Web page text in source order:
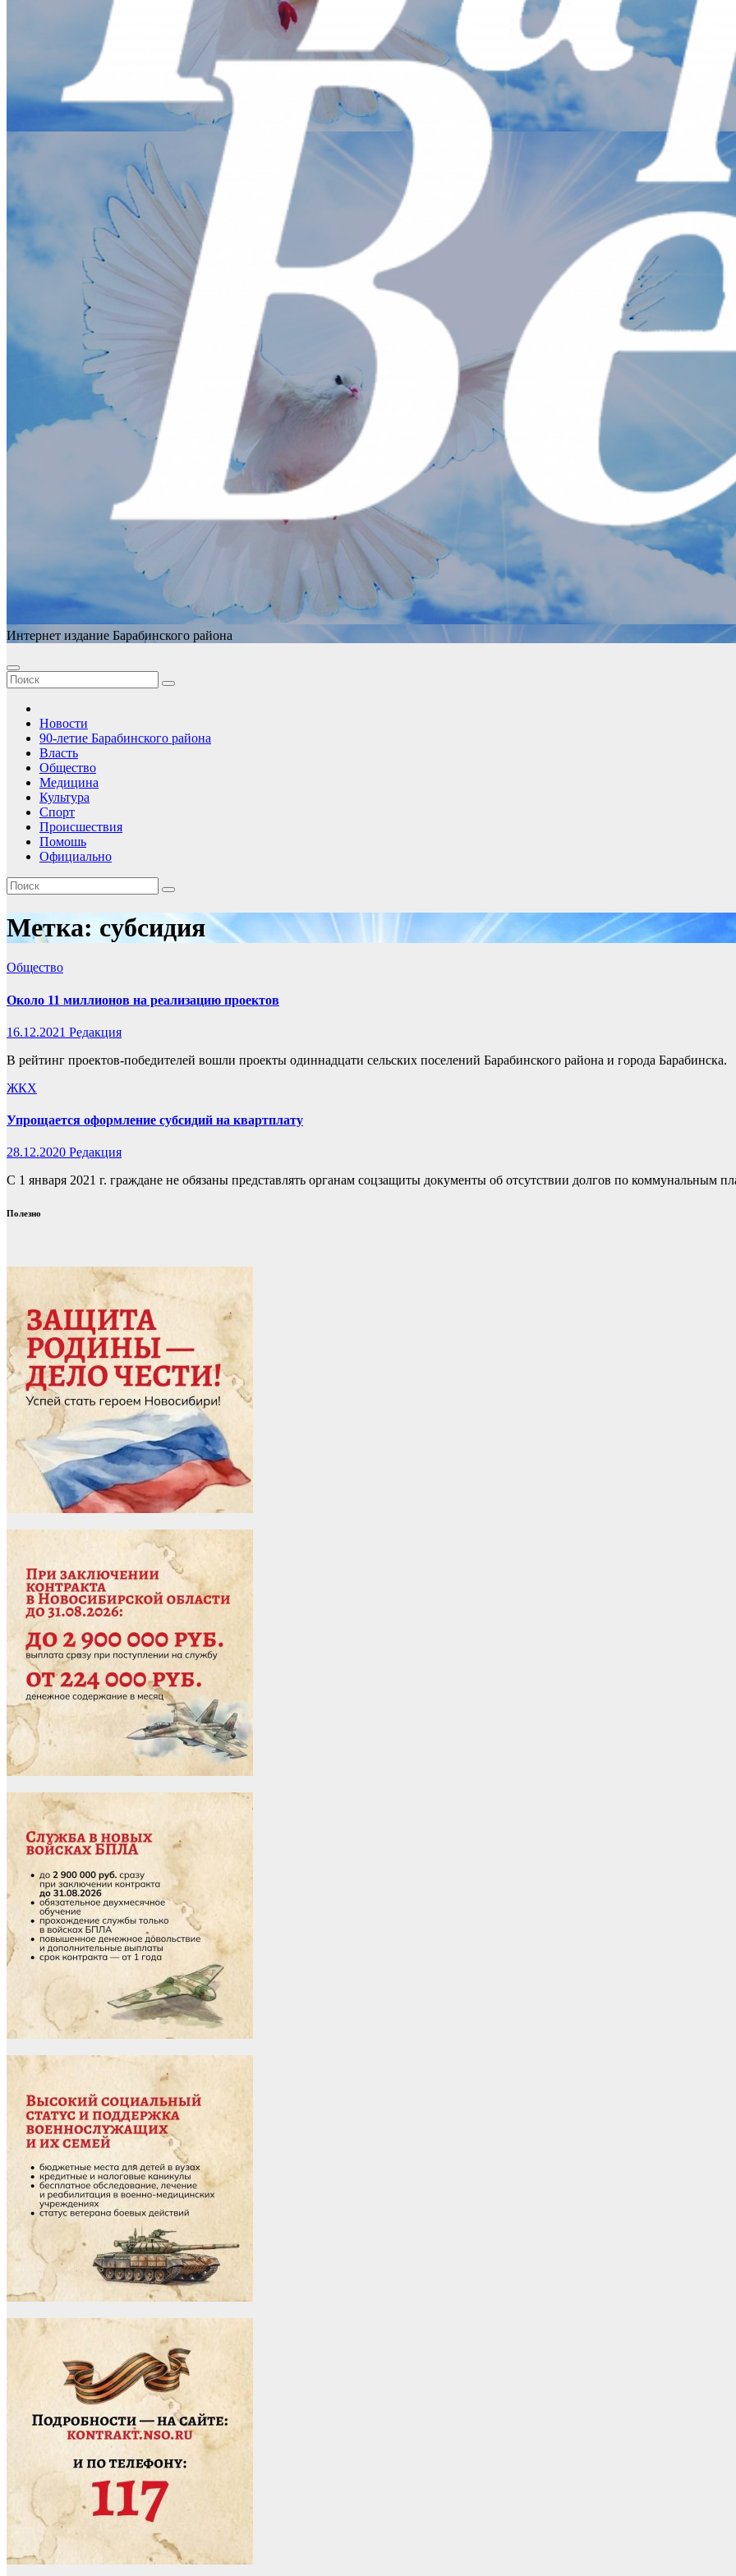
Интернет издание Барабинского района
Новости
90-летие Барабинского района
Власть
Общество
Медицина
Культура
Спорт
Происшествия
Помошь
Официально
Метка: субсидия
Общество
Около 11 миллионов на реализацию проектов
16.12.2021 Редакция
В рейтинг проектов-победителей вошли проекты одиннадцати сельских поселений Барабинского района и города Барабинска.
ЖКХ
Упрощается оформление субсидий на квартплату
28.12.2020 Редакция
С 1 января 2021 г. граждане не обязаны представлять органам соцзащиты документы об отсутствии долгов по коммунальным
Полезно